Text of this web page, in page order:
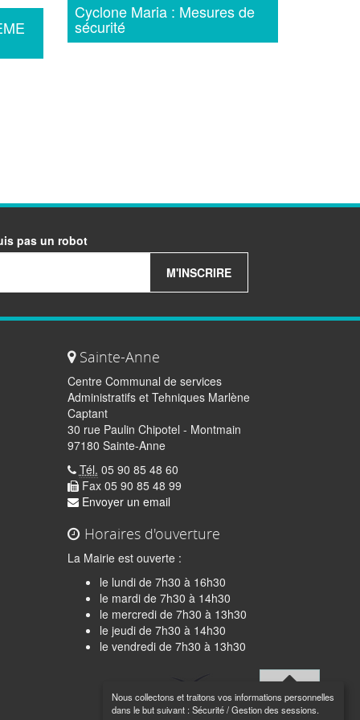
Nous collectons et traitons vos informations personnelles
dans le but suivant :Sécurité / Gestion des sessions.
Cyclone Maria : Mesures de
sécurité
Haut de
page
pas un robot
M'INSCRIRE
Sainte-Anne
Centre Communal de services
Administratifs et Tehniques Marlène
Captant
30 rue Paulin Chipotel - Montmain
97180 Sainte-Anne
Tél. 05 90 85 48 60
Fax 05 90 85 48 99
Envoyer un email
Horaires d'ouverture
La Mairie est ouverte :
le lundi de 7h30 à 16h30
le mardi de 7h30 à 14h30
le mercredi de 7h30 à 13h30
le jeudi de 7h30 à 14h30
le vendredi de 7h30 à 13h30